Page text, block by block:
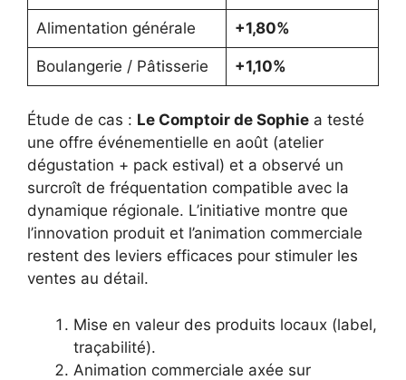
Alimentation générale +1,80%
Boulangerie / Pâtisserie +1,10%
Étude de cas : Le Comptoir de Sophie a testé
une offre événementielle en août (atelier
dégustation + pack estival) et a observé un
surcroît de fréquentation compatible avec la
dynamique régionale. L’initiative montre que
l’innovation produit et l’animation commerciale
restent des leviers efficaces pour stimuler les
ventes au détail.
Mise en valeur des produits locaux (label,
traçabilité).
Animation commerciale axée sur